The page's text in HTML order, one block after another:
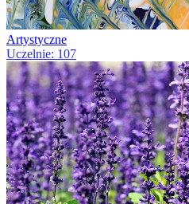
Artystyczne
Uczelnie: 107